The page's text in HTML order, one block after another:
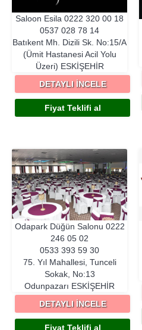
Saloon Esila 0222 320 00 18
0537 028 78 14
Batıkent Mh. Dizili Sk. No:15/A
(Ümit Hastanesi Acil Yolu
Üzeri) ESKIŞEHIR
DETAYLI İNCELE
Fiyat Teklifi al
Odapark Düğün Salonu 0222
246 05 02
0533 393 59 30
75. Yıl Mahallesi, Tunceli
Sokak, No:13
Odunpazarı ESKIŞEHIR
DETAYLI İNCELE
Fiyat Teklifi al